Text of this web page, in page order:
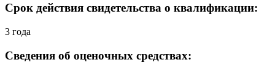
Срок действия свидетельства о квалификации:
3 года
Сведения об оценочных средствах: